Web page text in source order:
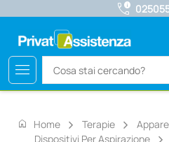
call_quality
menu
home Home Terapie
Dispositivi Per Aspirazione